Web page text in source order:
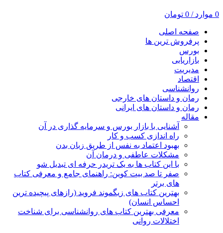
0 موارد /
0 تومان
صفحه اصلی
پرفروش ترین ها
بورس
بازاریابی
مدیریت
اقتصاد
روانشناسی
رمان و داستان های خارجی
رمان و داستان های ایرانی
مقاله
آشنایی با بازار بورس و سرمایه گذاری در آن
راه اندازی کسب و کار
بهبود اعتماد به نفس از طریق زبان بدن
مشکلات عاطفی و درمان آن
با این کتاب ها به یک تریدر حرفه ای تبدیل شو
صفر تا صد بیت کوین: راهنمای جامع و معرفی کتاب
های برتر
بهترین کتاب های زیگموند فروید (رازهای پیچیده ترین
احساس انسان)
معرفی بهترین کتاب های روانشناسی برای شناخت
اختلالات روانی